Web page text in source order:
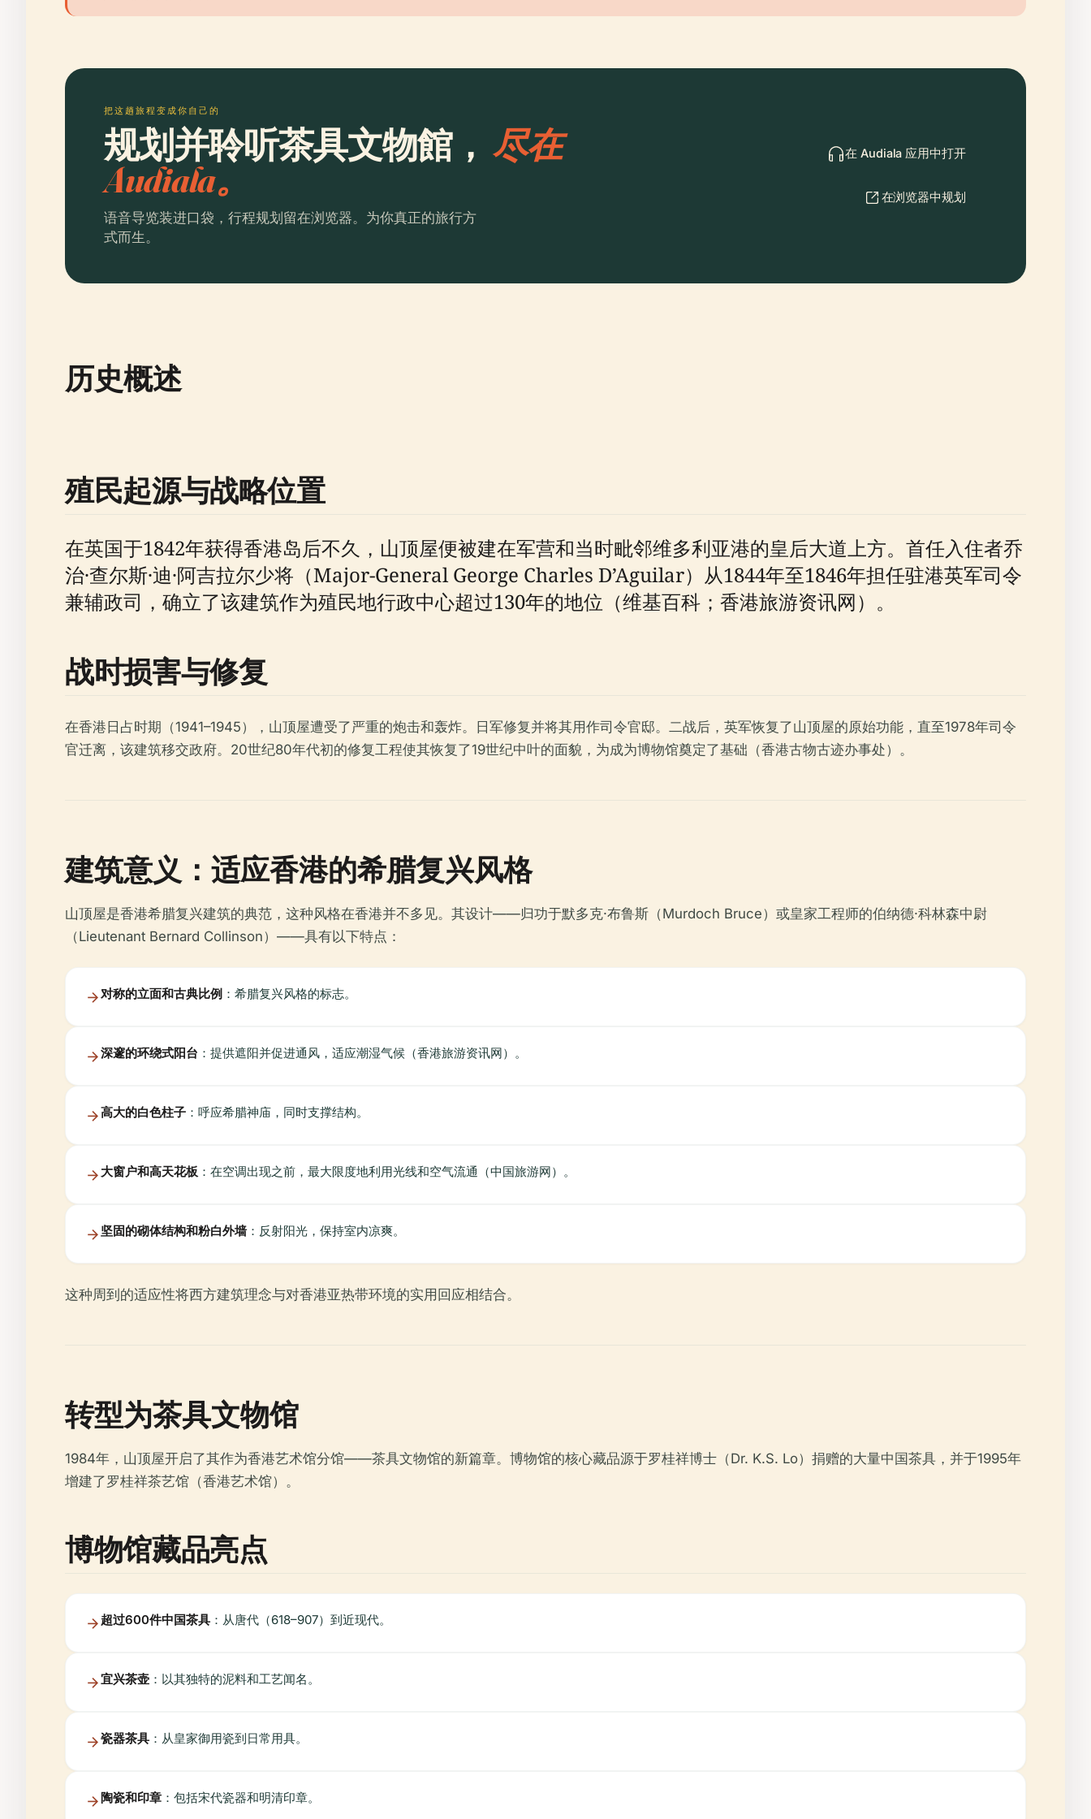
把这趟旅程变成你自己的
规划并聆听茶具文物館， 尽在
Audiala。
语音导览装进口袋，行程规划留在浏览器。为你真正的旅行方
式而生。
在 Audiala 应用中打开
在浏览器中规划
历史概述
殖民起源与战略位置
在英国于1842年获得香港岛后不久，山顶屋便被建在军营和当时毗邻维多利亚港的皇后大道上方。首任入住者乔
治·查尔斯·迪·阿吉拉尔少将（Major-General George Charles D’Aguilar）从1844年至1846年担任驻港英军司令
兼辅政司，确立了该建筑作为殖民地行政中心超过130年的地位（维基百科；香港旅游资讯网）。
战时损害与修复
在香港日占时期（1941–1945），山顶屋遭受了严重的炮击和轰炸。日军修复并将其用作司令官邸。二战后，英军恢复了山顶屋的原始功能，直至1978年司令
官迁离，该建筑移交政府。20世纪80年代初的修复工程使其恢复了19世纪中叶的面貌，为成为博物馆奠定了基础（香港古物古迹办事处）。
建筑意义：适应香港的希腊复兴风格
山顶屋是香港希腊复兴建筑的典范，这种风格在香港并不多见。其设计——归功于默多克·布鲁斯（Murdoch Bruce）或皇家工程师的伯纳德·科林森中尉
（Lieutenant Bernard Collinson）——具有以下特点：
对称的立面和古典比例 ：希腊复兴风格的标志。
深邃的环绕式阳台 ：提供遮阳并促进通风，适应潮湿气候（香港旅游资讯网）。
高大的白色柱子 ：呼应希腊神庙，同时支撑结构。
大窗户和高天花板 ：在空调出现之前，最大限度地利用光线和空气流通（中国旅游网）。
坚固的砌体结构和粉白外墙：反射阳光，保持室内凉爽。
这种周到的适应性将西方建筑理念与对香港亚热带环境的实用回应相结合。
转型为茶具文物馆
1984年，山顶屋开启了其作为香港艺术馆分馆——茶具文物馆的新篇章。博物馆的核心藏品源于罗桂祥博士（Dr. K.S. Lo）捐赠的大量中国茶具，并于1995年
增建了罗桂祥茶艺馆（香港艺术馆）。
博物馆藏品亮点
超过600件中国茶具 ：从唐代（618–907）到近现代。
宜兴茶壶 ：以其独特的泥料和工艺闻名。
瓷器茶具 ：从皇家御用瓷到日常用具。
陶瓷和印章 ：包括宋代瓷器和明清印章。